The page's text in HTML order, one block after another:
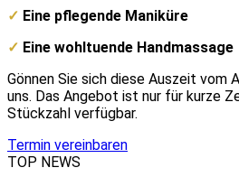
✓ Eine pflegende Maniküre
✓ Eine wohltuende Handmassage
Gönnen Sie sich diese Auszeit vom
uns. Das Angebot ist nur für kurze
Stückzahl verfügbar.
Termin vereinbaren
TOP NEWS